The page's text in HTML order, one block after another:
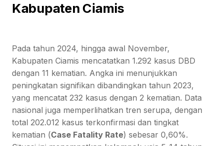
Kabupaten Ciamis
Pada tahun 2024, hingga awal November,
Kabupaten Ciamis mencatatkan 1.292 kasus DBD
dengan 11 kematian. Angka ini menunjukkan
peningkatan signifikan dibandingkan tahun 2023,
yang mencatat 232 kasus dengan 2 kematian. Data
nasional juga memperlihatkan tren serupa, dengan
total 202.012 kasus terkonfirmasi dan tingkat
kematian (Case Fatality Rate) sebesar 0,60%.